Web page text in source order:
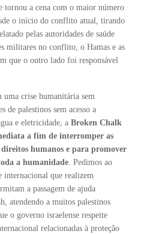
tornou a cena com o maior número
o início do conflito atual, tirando
pelas autoridades de saúde
militares no conflito, o Hamas e as
que o outro lado foi responsável
crise humanitária sem
de palestinos sem acesso a
e eletricidade, a Broken Chalk
a fim de interromper as
direitos humanos e para promover
a humanidade. Pedimos ao
internacional que realizem
a passagem de ajuda
atendendo a muitos palestinos
o governo israelense respeite
relacionadas à proteção